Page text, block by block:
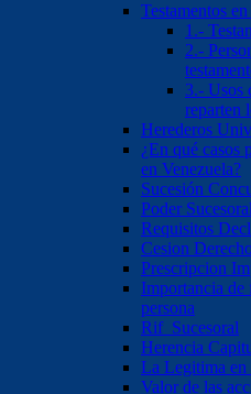
Testamentos
1.-
2.-
3.- Usos
reparten
Herederos
¿En qué casos
en Venezuela?
Sucesión
Poder Sucesoral
Requisitos
Cesion
Prescripcion
Importancia de
persona
Rif Sucesoral
Herencia
La Legitima en
Valor de las